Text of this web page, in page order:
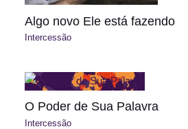
Algo novo Ele está fazendo
Intercessão
O Poder de Sua Palavra
Intercessão